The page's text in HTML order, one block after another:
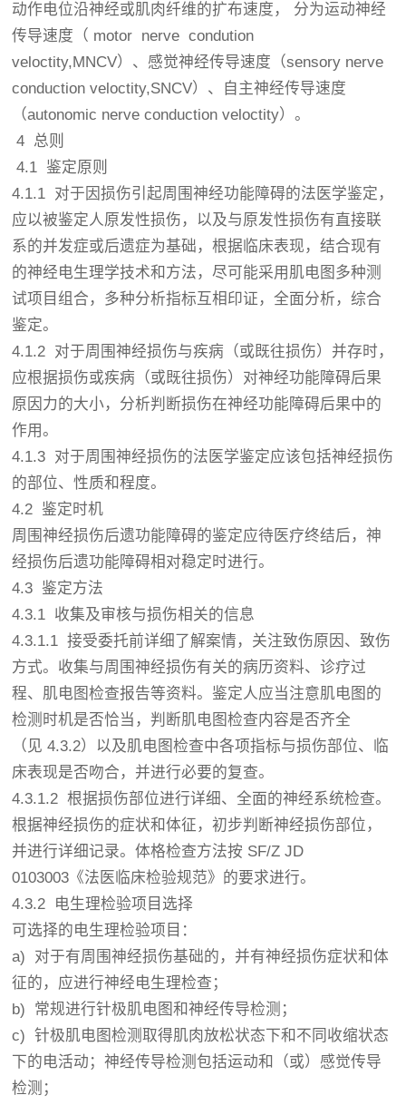
动作电位沿神经或肌肉纤维的扩布速度， 分为运动神经
传导速度（ motor nerve condution
veloctity,MNCV）、感觉神经传导速度（sensory nerve
conduction veloctity,SNCV）、自主神经传导速度
（autonomic nerve conduction veloctity）。
4 总则
4.1 鉴定原则
4.1.1 对于因损伤引起周围神经功能障碍的法医学鉴定，
应以被鉴定人原发性损伤，以及与原发性损伤有直接联
系的并发症或后遗症为基础，根据临床表现，结合现有
的神经电生理学技术和方法，尽可能采用肌电图多种测
试项目组合，多种分析指标互相印证，全面分析，综合
鉴定。
4.1.2 对于周围神经损伤与疾病（或既往损伤）并存时，
应根据损伤或疾病（或既往损伤）对神经功能障碍后果
原因力的大小，分析判断损伤在神经功能障碍后果中的
作用。
4.1.3 对于周围神经损伤的法医学鉴定应该包括神经损伤
的部位、性质和程度。
4.2 鉴定时机
周围神经损伤后遗功能障碍的鉴定应待医疗终结后，神
经损伤后遗功能障碍相对稳定时进行。
4.3 鉴定方法
4.3.1 收集及审核与损伤相关的信息
4.3.1.1 接受委托前详细了解案情，关注致伤原因、致伤
方式。收集与周围神经损伤有关的病历资料、诊疗过
程、肌电图检查报告等资料。鉴定人应当注意肌电图的
检测时机是否恰当，判断肌电图检查内容是否齐全
（见 4.3.2）以及肌电图检查中各项指标与损伤部位、临
床表现是否吻合，并进行必要的复查。
4.3.1.2 根据损伤部位进行详细、全面的神经系统检查。
根据神经损伤的症状和体征，初步判断神经损伤部位，
并进行详细记录。体格检查方法按 SF/Z JD
0103003《法医临床检验规范》的要求进行。
4.3.2 电生理检验项目选择
可选择的电生理检验项目：
a) 对于有周围神经损伤基础的，并有神经损伤症状和体
征的，应进行神经电生理检查；
b) 常规进行针极肌电图和神经传导检测；
c) 针极肌电图检测取得肌肉放松状态下和不同收缩状态
下的电活动；神经传导检测包括运动和（或）感觉传导
检测；